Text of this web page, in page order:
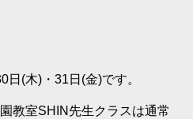
(木)・31日(金)です。
教室SHIN先生クラスは通常